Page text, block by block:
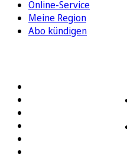
Online-Service
Meine Region
Abo kündigen